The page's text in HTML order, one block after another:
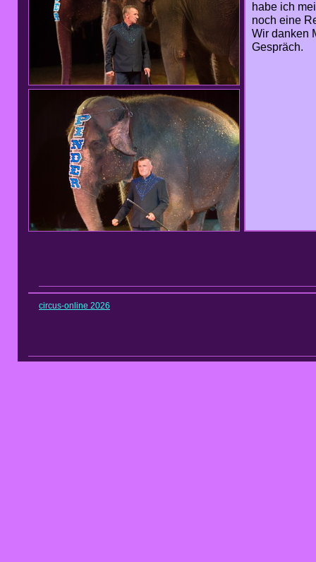
habe ich
noch eine
Wir danken
Gespräch.
circus-online 2026